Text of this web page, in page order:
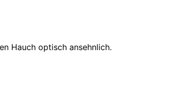
Hauch optisch ansehnlich.